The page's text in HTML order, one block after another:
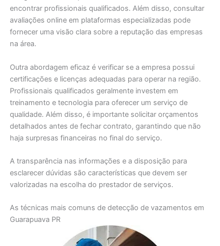
encontrar profissionais qualificados. Além disso, consultar
avaliações online em plataformas especializadas pode
fornecer uma visão clara sobre a reputação das empresas
na área.
Outra abordagem eficaz é verificar se a empresa possui
certificações e licenças adequadas para operar na região.
Profissionais qualificados geralmente investem em
treinamento e tecnologia para oferecer um serviço de
qualidade. Além disso, é importante solicitar orçamentos
detalhados antes de fechar contrato, garantindo que não
haja surpresas financeiras no final do serviço.
A transparência nas informações e a disposição para
esclarecer dúvidas são características que devem ser
valorizadas na escolha do prestador de serviços.
As técnicas mais comuns de detecção de vazamentos em
Guarapuava PR